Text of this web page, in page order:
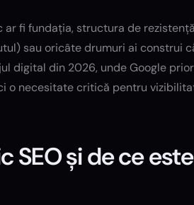
fi fundația, structura de
sau oricâte drumuri ai construi
digital din 2026, unde Google
o necesitate critică pentru
SEO și de ce